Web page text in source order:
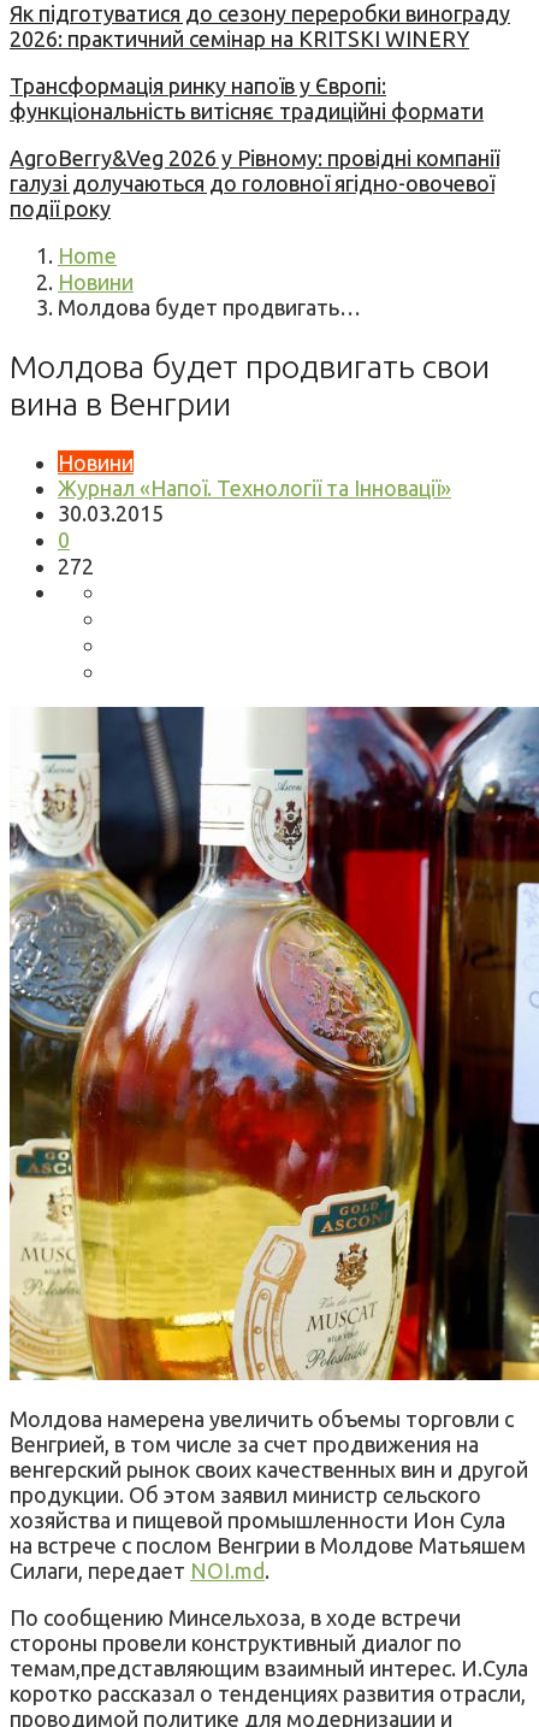
Як підготуватися до сезону переробки винограду
2026: практичний семінар на KRITSKI WINERY
Трансформація ринку напоїв у Європі:
функціональність витісняє традиційні формати
AgroBerry&Veg 2026 у Рівному: провідні компанії
галузі долучаються до головної ягідно-овочевої
події року
Home
Новини
Молдова будет продвигать…
Молдова будет продвигать свои
вина в Венгрии
Новини
Журнал «Напої. Технології та Інновації»
30.03.2015
0
272
Молдова намерена увеличить объемы торговли с
Венгрией, в том числе за счет продвижения на
венгерский рынок своих качественных вин и другой
продукции. Об этом заявил министр сельского
хозяйства и пищевой промышленности Ион Сула
на встрече с послом Венгрии в Молдове Матьяшем
Силаги, передает NOI.md.
По сообщению Минсельхоза, в ходе встречи
стороны провели конструктивный диалог по
темам,представляющим взаимный интерес. И.Сула
коротко рассказал о тенденциях развития отрасли,
проводимой политике для модернизации и